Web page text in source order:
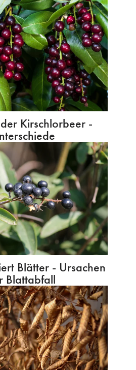
Kirschlorbeer -
Blätter - Ursachen
Blattabfall